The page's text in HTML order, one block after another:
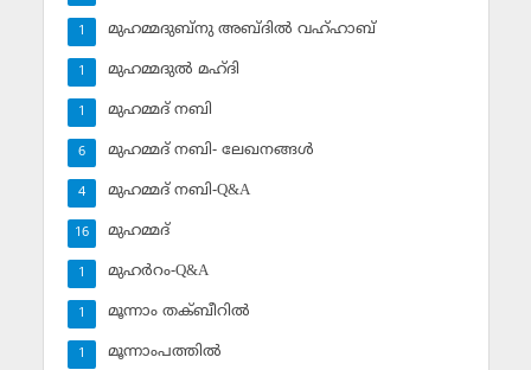
മുഹമ്മദുബ്‌നു അബ്ദില്‍ വഹ്ഹാബ്
1
മുഹമ്മദുല്‍ മഹ്ദി
1
മുഹമ്മദ് നബി
1
മുഹമ്മദ് നബി- ലേഖനങ്ങള്‍
6
മുഹമ്മദ് നബി-Q&A
4
മുഹമ്മദ്‌
16
മുഹര്‍റം-Q&A
1
മൂന്നാം തക്ബീറില്‍
1
മൂന്നാംപത്തില്‍
1